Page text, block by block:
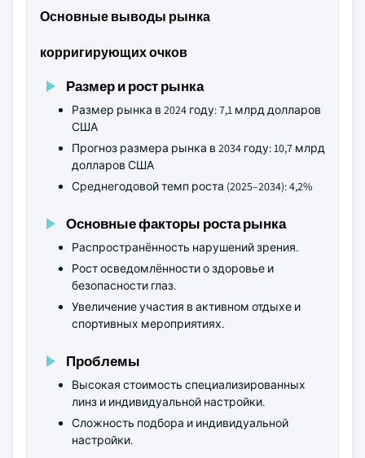
Основные выводы рынка
корригирующих очков
Размер и рост рынка
Размер рынка в 2024 году: 7,1 млрд долларов
США
Прогноз размера рынка в 2034 году: 10,7 млрд
долларов США
Среднегодовой темп роста (2025–2034): 4,2%
Основные факторы роста рынка
Распространённость нарушений зрения.
Рост осведомлённости о здоровье и
безопасности глаз.
Увеличение участия в активном отдыхе и
спортивных мероприятиях.
Проблемы
Высокая стоимость специализированных
линз и индивидуальной настройки.
Сложность подбора и индивидуальной
настройки.